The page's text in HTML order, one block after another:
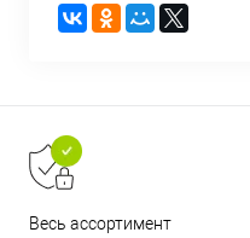
Весь ассортимент